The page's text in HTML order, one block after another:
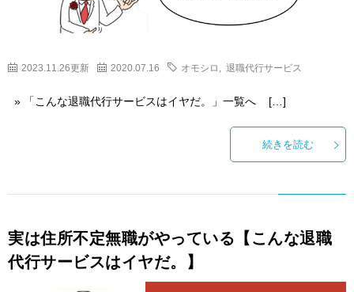
2023.11.26更新 2020.07.16 オモシロ 退職代行サービス
» 「こんな退職代行サービスはイヤだ。」一覧へ […]
続きを読む
実は住所不定無職がやっている【こんな退職
代行サービスはイヤだ。】